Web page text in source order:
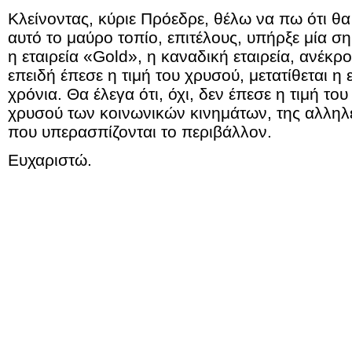
Κλείνοντας, κύριε Πρόεδρε, θέλω να πω ότι θα
αυτό το μαύρο τοπίο, επιτέλους, υπήρξε μία
η εταιρεία «Gold», η καναδική εταιρεία,
επειδή έπεσε η τιμή του χρυσού, μετατίθεται η
χρόνια. Θα έλεγα ότι, όχι, δεν έπεσε η τιμή
χρυσού των κοινωνικών κινημάτων, της
που υπερασπίζονται το περιβάλλον.
Ευχαριστώ.